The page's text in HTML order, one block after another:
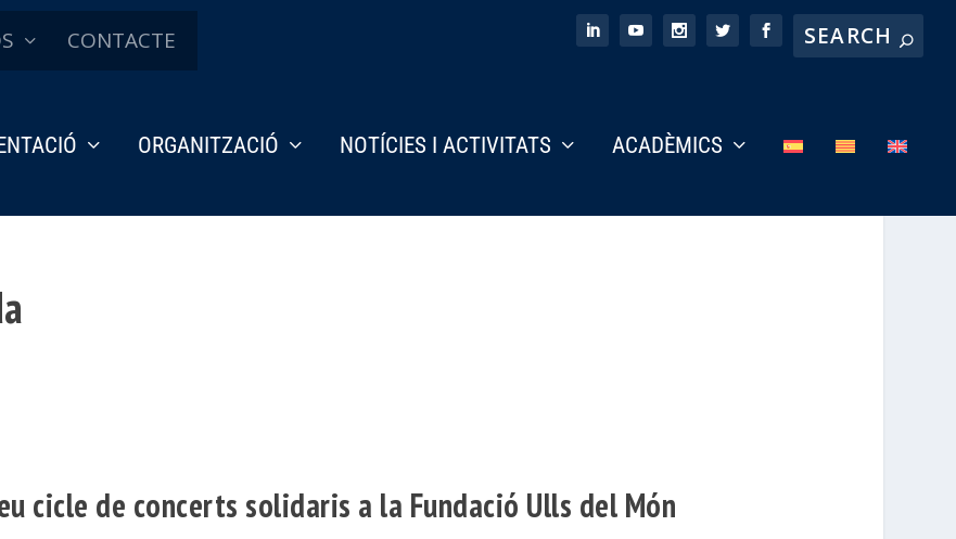
CONTACTE
ORGANITZACIÓ NOTÍCIES I ACTIVITATS ACADÈMICS
cicle de concerts solidaris a la Fundació Ulls del Món